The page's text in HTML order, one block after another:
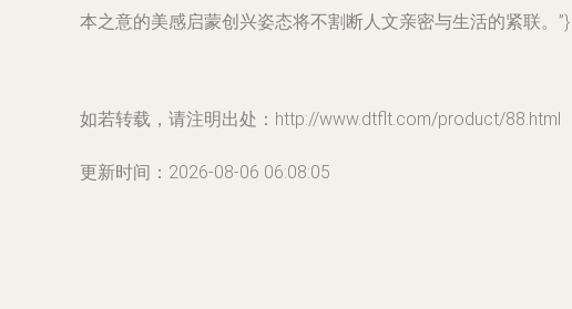
本之意的美感启蒙创兴姿态将不割断人文亲密与生活的紧联。”}
如若转载，请注明出处：http://www.dtflt.com/product/88.html
更新时间：2026-08-06 06:08:05